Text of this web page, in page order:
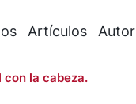
Artículos Autor
con la cabeza.